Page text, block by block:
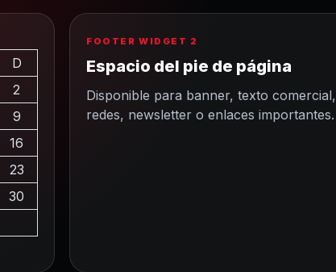
D
2
9
16
23
30
FOOTER WIDGET 2
Espacio del pie de página
Disponible para banner, texto comercial,
redes, newsletter o enlaces importantes.